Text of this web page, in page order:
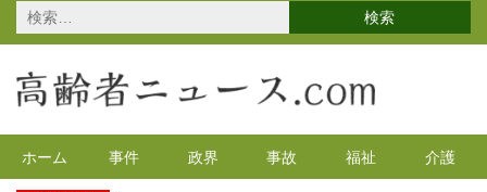
検
索:
ホーム 事件 政界 事故 福祉 介護